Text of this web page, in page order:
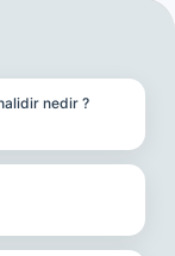
nedir ?